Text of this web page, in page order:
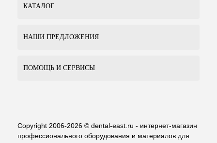
КАТАЛОГ
НАШИ ПРЕДЛОЖЕНИЯ
ПОМОЩЬ И СЕРВИСЫ
Copyright 2006-2026 © dental-east.ru - интернет-магазин
профессионального оборудования и материалов для